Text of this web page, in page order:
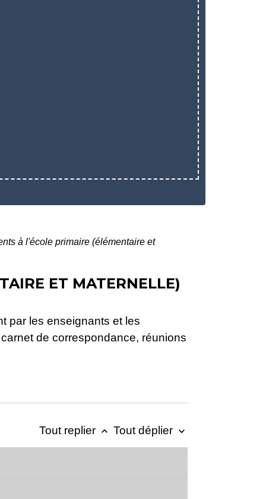
à l'école primaire (élémentaire et
ET MATERNELLE)
par les enseignants et les
de correspondance, réunions
Tout replier keyboard_arrow_up Tout déplier keyboard_arrow_down